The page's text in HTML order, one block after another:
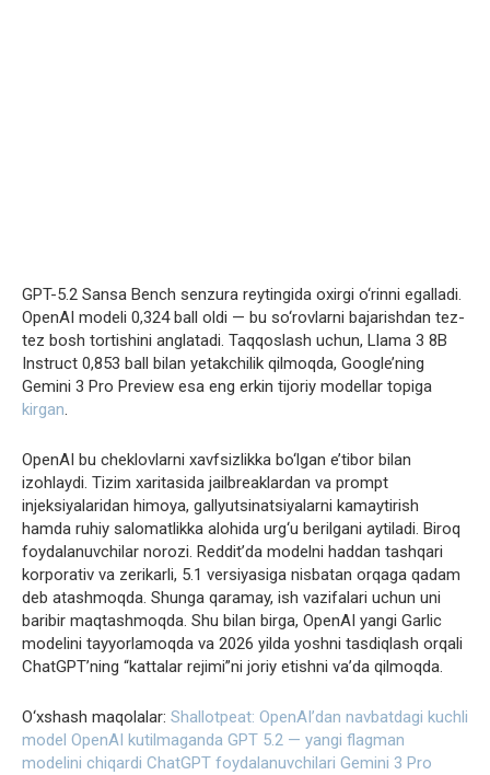
GPT-5.2 Sansa Bench senzura reytingida oxirgi o‘rinni egalladi.
OpenAI modeli 0,324 ball oldi — bu so‘rovlarni bajarishdan tez-
tez bosh tortishini anglatadi. Taqqoslash uchun, Llama 3 8B
Instruct 0,853 ball bilan yetakchilik qilmoqda, Google’ning
Gemini 3 Pro Preview esa eng erkin tijoriy modellar topiga
kirgan.
OpenAI bu cheklovlarni xavfsizlikka bo‘lgan e’tibor bilan
izohlaydi. Tizim xaritasida jailbreaklardan va prompt
injeksiyalaridan himoya, gallyutsinatsiyalarni kamaytirish
hamda ruhiy salomatlikka alohida urg‘u berilgani aytiladi. Biroq
foydalanuvchilar norozi. Reddit’da modelni haddan tashqari
korporativ va zerikarli, 5.1 versiyasiga nisbatan orqaga qadam
deb atashmoqda. Shunga qaramay, ish vazifalari uchun uni
baribir maqtashmoqda. Shu bilan birga, OpenAI yangi Garlic
modelini tayyorlamoqda va 2026 yilda yoshni tasdiqlash orqali
ChatGPT’ning “kattalar rejimi”ni joriy etishni va’da qilmoqda.
O‘xshash maqolalar: Shallotpeat: OpenAI’dan navbatdagi kuchli
model OpenAI kutilmaganda GPT 5.2 — yangi flagman
modelini chiqardi ChatGPT foydalanuvchilari Gemini 3 Pro